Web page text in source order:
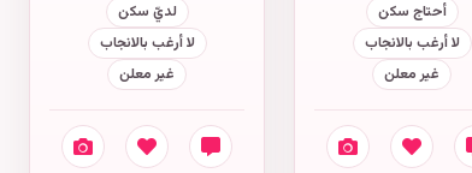
أحتاج سكن
لا أرغب بالانجاب
غير معلن
لديّ سكن
لا أرغب بالانجاب
غير معلن